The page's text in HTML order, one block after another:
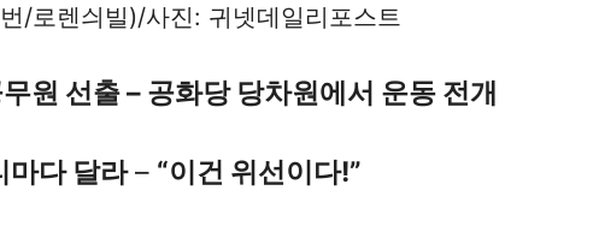
/로렌싀빌)/사진: 귀넷데일리포스트
원 선출 – 공화당 당차원에서 운동 전개
마다 달라– “이건 위선이다!”